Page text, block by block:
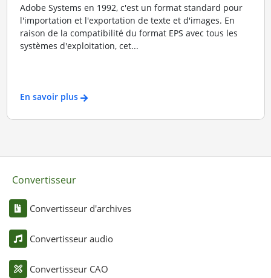
Adobe Systems en 1992, c'est un format standard pour
l'importation et l'exportation de texte et d'images. En
raison de la compatibilité du format EPS avec tous les
systèmes d'exploitation, cet...
En savoir plus
Convertisseur
Convertisseur d'archives
Convertisseur audio
Convertisseur CAO